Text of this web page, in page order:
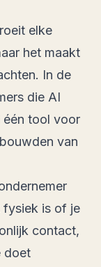
elke
het maakt
In de
die AI
één tool voor
van
fysiek is of je
contact,
doet